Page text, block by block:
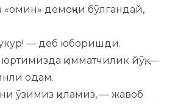
«омин» демоқчи бўлгандай,
— деб юборишди.
қимматчилик йўқ, —
одам.
ўзимиз қиламиз, — жавоб